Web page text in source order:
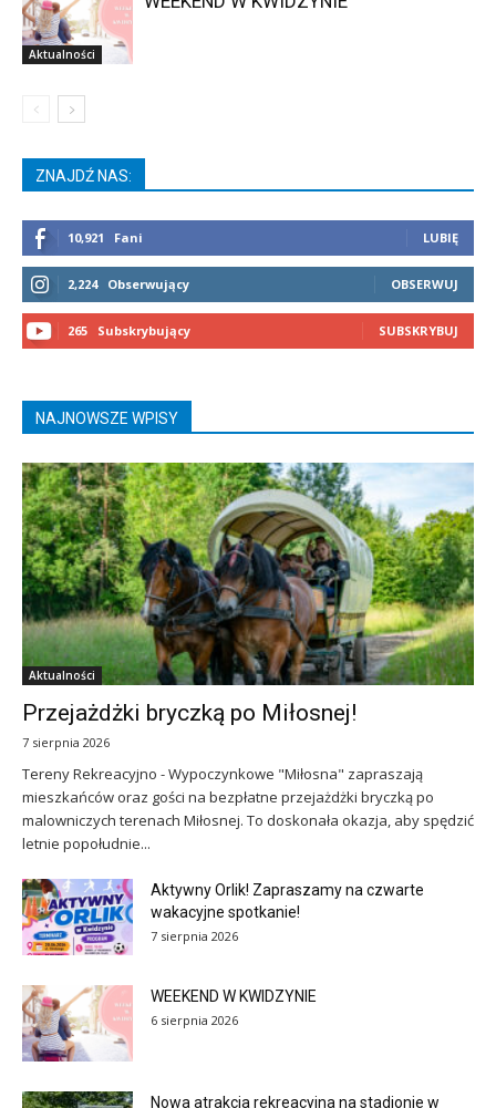
Aktualności
ZNAJDŹ NAS:
10,921 Fani LUBIĘ
2,224 Obserwujący OBSERWUJ
265 Subskrybujący SUBSKRYBUJ
NAJNOWSZE WPISY
Aktualności
Przejażdżki bryczką po Miłosnej!
7 sierpnia 2026
Tereny Rekreacyjno - Wypoczynkowe "Miłosna" zapraszają
mieszkańców oraz gości na bezpłatne przejażdżki bryczką po
malowniczych terenach Miłosnej. To doskonała okazja, aby spędzić
letnie popołudnie...
Aktywny Orlik! Zapraszamy na czwarte
wakacyjne spotkanie!
7 sierpnia 2026
WEEKEND W KWIDZYNIE
6 sierpnia 2026
Nowa atrakcja rekreacyjna na stadionie w